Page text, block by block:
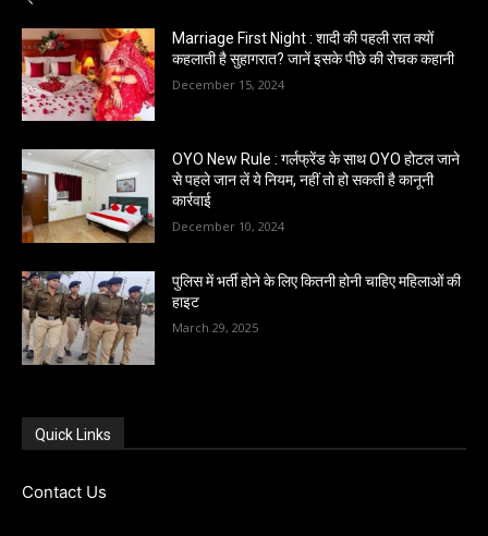
Marriage First Night : शादी की पहली रात क्यों
कहलाती है सुहागरात? जानें इसके पीछे की रोचक कहानी
December 15, 2024
OYO New Rule : गर्लफ्रेंड के साथ OYO होटल जाने
से पहले जान लें ये नियम, नहीं तो हो सकती है कानूनी
कार्रवाई
December 10, 2024
पुलिस में भर्ती होने के लिए कितनी होनी चाहिए महिलाओं की
हाइट
March 29, 2025
Quick Links
Contact Us